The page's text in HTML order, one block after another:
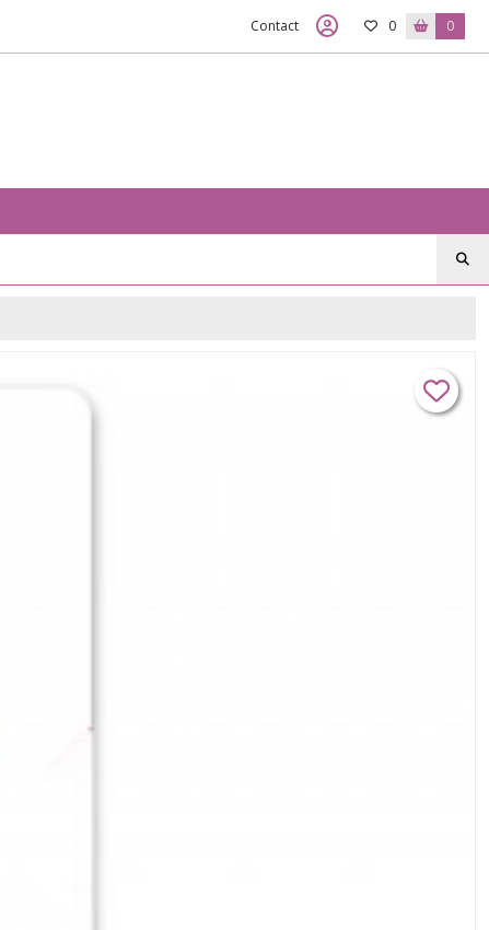
Contact 0 0